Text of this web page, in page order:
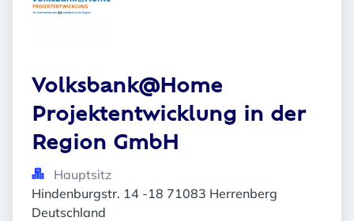
Volksbank@Home
Projektentwicklung in der
Region GmbH
Hauptsitz
Hindenburgstr. 14 -18 71083 Herrenberg
Deutschland